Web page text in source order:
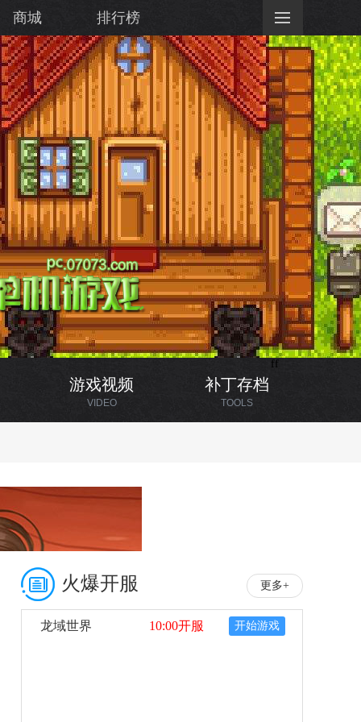
商城 排行榜
ff
游戏视频
VIDEO
补丁存档
TOOLS
火爆开服 更多+
龙域世界 10:00开服 开始游戏